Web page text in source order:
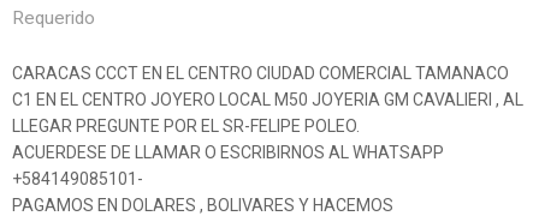
Requerido
CARACAS CCCT EN EL CENTRO CIUDAD COMERCIAL TAMANACO
C1 EN EL CENTRO JOYERO LOCAL M50 JOYERIA GM CAVALIERI , AL
LLEGAR PREGUNTE POR EL SR-FELIPE POLEO.
ACUERDESE DE LLAMAR O ESCRIBIRNOS AL WHATSAPP
+584149085101-
PAGAMOS EN DOLARES , BOLIVARES Y HACEMOS